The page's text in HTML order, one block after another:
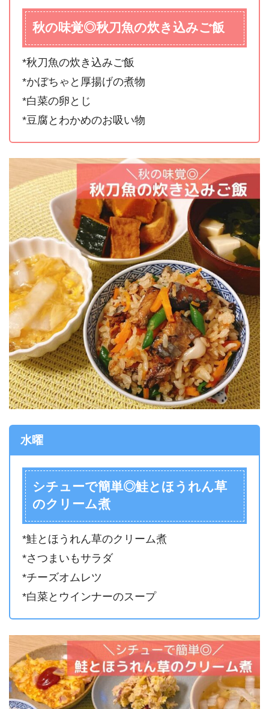
秋の味覚◎秋刀魚の炊き込みご飯
*秋刀魚の炊き込みご飯
*かぼちゃと厚揚げの煮物
*白菜の卵とじ
*豆腐とわかめのお吸い物
水曜
シチューで簡単◎鮭とほうれん草
のクリーム煮
*鮭とほうれん草のクリーム煮
*さつまいもサラダ
*チーズオムレツ
*白菜とウインナーのスープ